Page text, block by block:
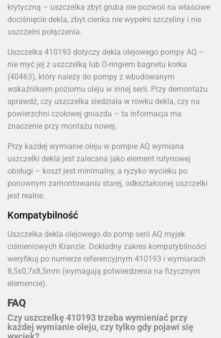
krytyczną – uszczelka zbyt gruba nie pozwoli na właściwe
dociśnięcie dekla, zbyt cienka nie wypełni szczeliny i nie
uszczelni połączenia.
Uszczelka 410193 dotyczy dekla olejowego pompy AQ –
nie myć jej z uszczelką lub O-ringiem bagnetu korka
(40463), który należy do pompy z wbudowanym
wskaźnikiem poziomu oleju w innej serii. Przy demontażu
sprawdź, czy uszczelka siedziała w rowku dekla, czy na
powierzchni czołowej gniazda – ta informacja ma
znaczenie przy montażu nowej.
Przy każdej wymianie oleju w pompie AQ wymiana
uszczelki dekla jest zalecana jako element rutynowej
obsługi – koszt jest minimalny, a ryzyko wycieku po
ponownym zamontowaniu starej, odkształconej uszczelki
jest realne.
Kompatybilność
Uszczelka dekla olejowego do pomp serii AQ myjek
ciśnieniowych Kranzle. Dokładny zakres kompatybilności
weryfikuj po numerze referencyjnym 410193 i wymiarach
8,5x0,7x8,5mm (wymagają potwierdzenia na fizycznym
elemencie).
FAQ
Czy uszczelkę 410193 trzeba wymieniać przy
każdej wymianie oleju, czy tylko gdy pojawi się